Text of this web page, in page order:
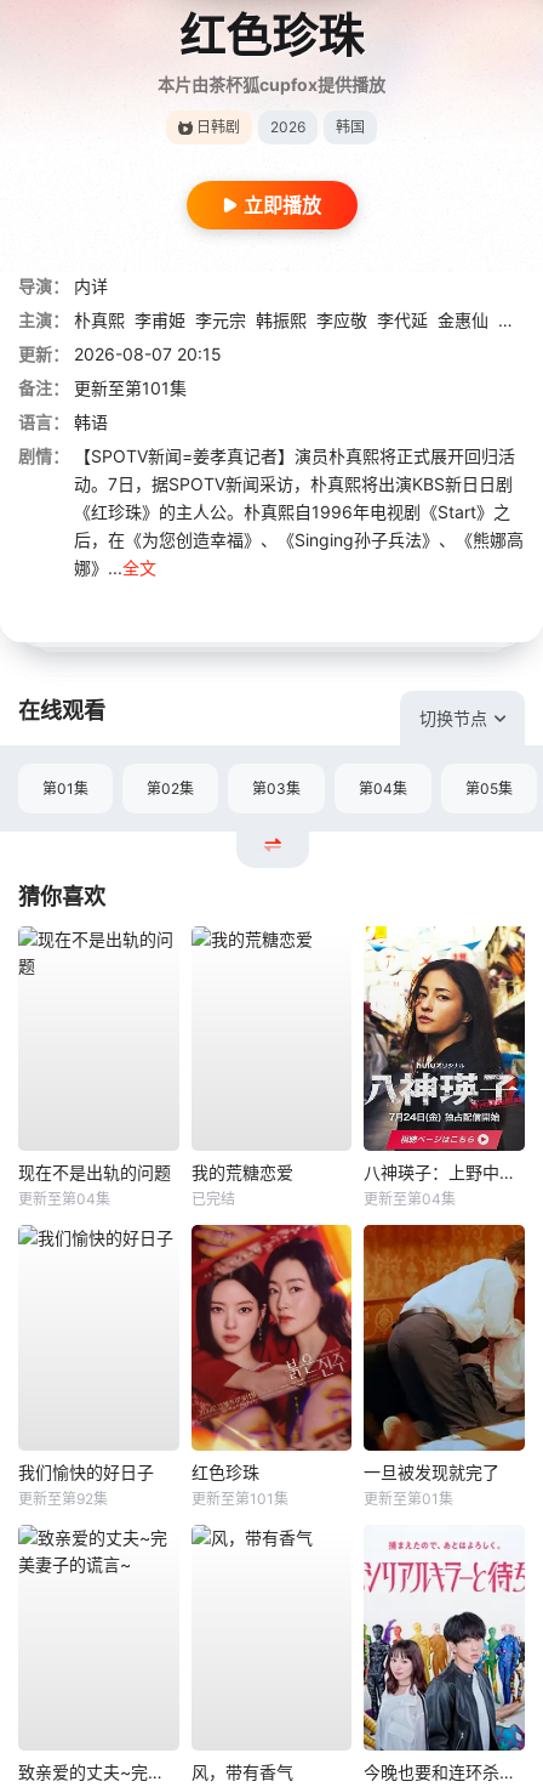
红色珍珠
本片由茶杯狐cupfox提供播放
日韩剧 2026 韩国
立即播放
导演：
内详
主演：
朴真熙 李甫姫 李元宗 韩振熙 李应敬 李代延 金惠仙 金宣
更新：
2026-08-07 20:15
备注：
更新至第101集
语言：
韩语
剧情：
【SPOTV新闻=姜孝真记者】演员朴真熙将正式展开回归活
动。7日，据SPOTV新闻采访，朴真熙将出演KBS新日日剧
《红珍珠》的主人公。朴真熙自1996年电视剧《Start》之
后，在《为您创造幸福》、《Singing孙子兵法》、《熊娜高
娜》...全文
在线观看 切换节点
第01集 第02集 第03集 第04集 第05集
猜你喜欢
现在不是出轨的问题
更新至第04集
我的荒糖恋爱
已完结
八神瑛子：上野中央署组织犯罪对策课
更新至第04集
我们愉快的好日子
更新至第92集
红色珍珠
更新至第101集
一旦被发现就完了
更新至第01集
致亲爱的丈夫~完美妻子的谎言~ 风，带有香气 今晚也要和连环杀手约会